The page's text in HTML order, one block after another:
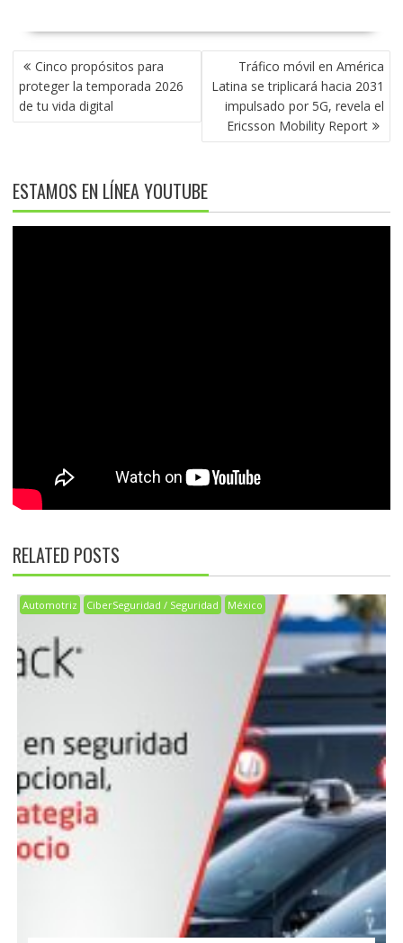
NAVEGACIÓN
DE
ENTRADAS
Cinco propósitos para
proteger la temporada 2026
de tu vida digital
Tráfico móvil en América
Latina se triplicará hacia 2031
impulsado por 5G, revela el
Ericsson Mobility Report
ESTAMOS EN LÍNEA YOUTUBE
RELATED POSTS
Automotriz CiberSeguridad / Seguridad México